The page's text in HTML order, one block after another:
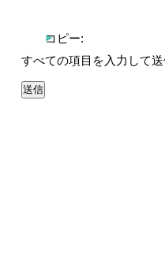
コピー:
すべての項目を入力して